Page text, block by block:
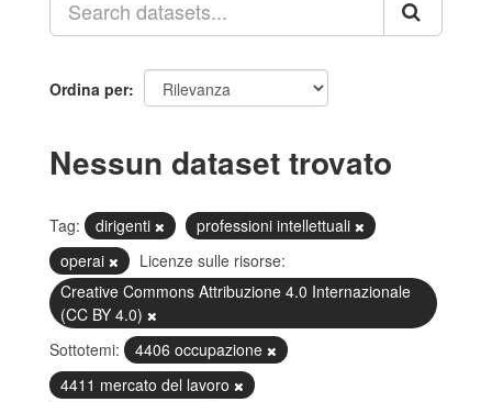
Ordina per
Nessun dataset trovato
Tag: dirigenti
professioni intellettuali
operai
Licenze sulle risorse:
Creative Commons Attribuzione 4.0 Internazionale
(CC BY 4.0)
Sottotemi:
4406 occupazione
4411 mercato del lavoro